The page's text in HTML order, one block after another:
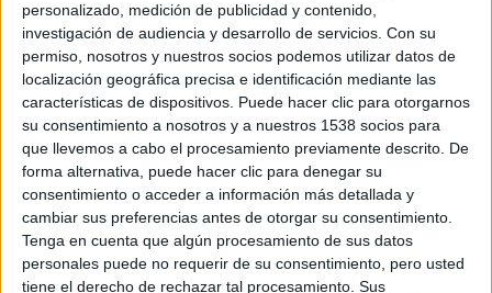
personalizado, medición de publicidad y contenido,
investigación de audiencia y desarrollo de servicios. Con su
permiso, nosotros y nuestros socios podemos utilizar datos de
localización geográfica precisa e identificación mediante las
características de dispositivos. Puede hacer clic para otorgarnos
su consentimiento a nosotros y a nuestros 1538 socios para
que llevemos a cabo el procesamiento previamente descrito. De
forma alternativa, puede hacer clic para denegar su
consentimiento o acceder a información más detallada y
cambiar sus preferencias antes de otorgar su consentimiento.
Tenga en cuenta que algún procesamiento de sus datos
personales puede no requerir de su consentimiento, pero usted
tiene el derecho de rechazar tal procesamiento. Sus
HIDRATOS DE CARBONO FRUTOS SECOS FRUTAS
Volver a la portada Buscador de noticias
Más sobre Nutrición